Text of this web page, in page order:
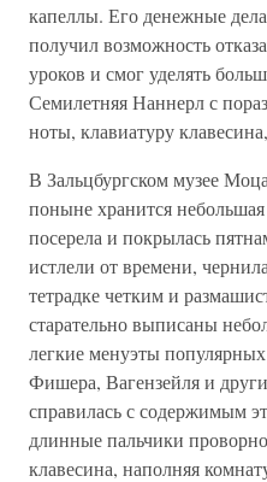
капеллы. Его денежные
получил возможность
уроков и смог уделять
Семилетняя Наннерл с
ноты, клавиатуру
В Зальцбургском музее
поныне хранится небольшая
посерела и покрылась
истлели от времени,
тетрадке четким и
старательно выписаны
легкие менуэты
Фишера, Вагензейля и
справилась с содержимым
длинные пальчики
клавесина, наполняя